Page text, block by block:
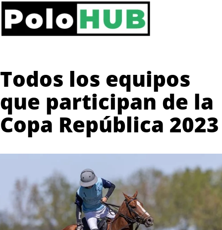
Todos los equipos
que participan de la
Copa República 2023